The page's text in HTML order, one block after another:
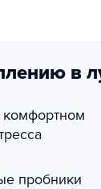
в
пробники